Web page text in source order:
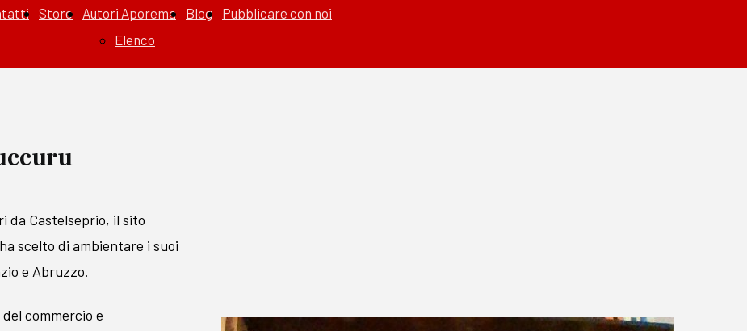
Store
Autori Aporema
Elenco
Blog Pubblicare con noi
da Castelseprio, il sito
scelto di ambientare i suoi
e Abruzzo.
commercio e